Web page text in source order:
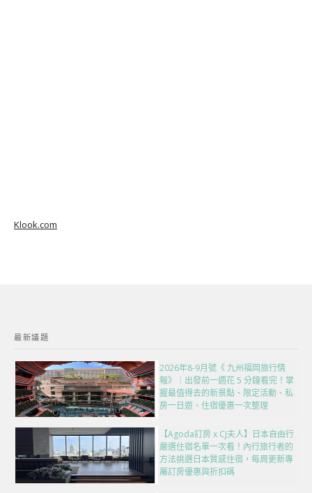
Klook.com
最新議題
2026年8-9月號《 九州福岡旅行情
報》｜出發前一週花 5 分鐘看完！掌
握最值得去的新景點、限定活動、私
房一日遊、住宿優惠一次整理
【Agoda訂房 x CJ夫人】日本自由行
嚴選住宿名單一次看！內行旅行者的
方法挑選日本質感住宿，每周更新專
屬訂房優惠與折扣碼